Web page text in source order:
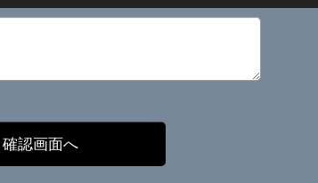
確認画面へ